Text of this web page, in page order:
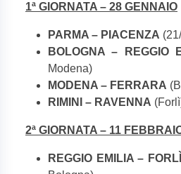
1ª GIORNATA – 28 GENNAIO
PARMA – PIACENZA
BOLOGNA – REGGIO
Modena)
MODENA – FERRARA
RIMINI – RAVENNA
2ª GIORNATA – 11
REGGIO EMILIA –